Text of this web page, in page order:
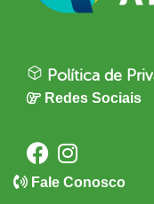
Política de
Redes Sociais
Fale Conosco